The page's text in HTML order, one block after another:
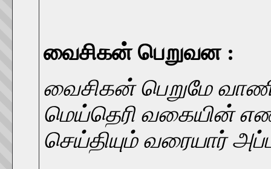
வைசிகன் பெறுவன :
வைசிகன் பெறுமே
மெய்தெரி வகையின்
செய்தியும் வரையார்